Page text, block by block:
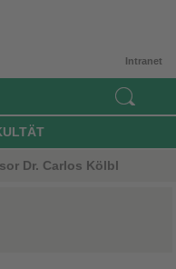
Intranet
Dr. Carlos Kölbl